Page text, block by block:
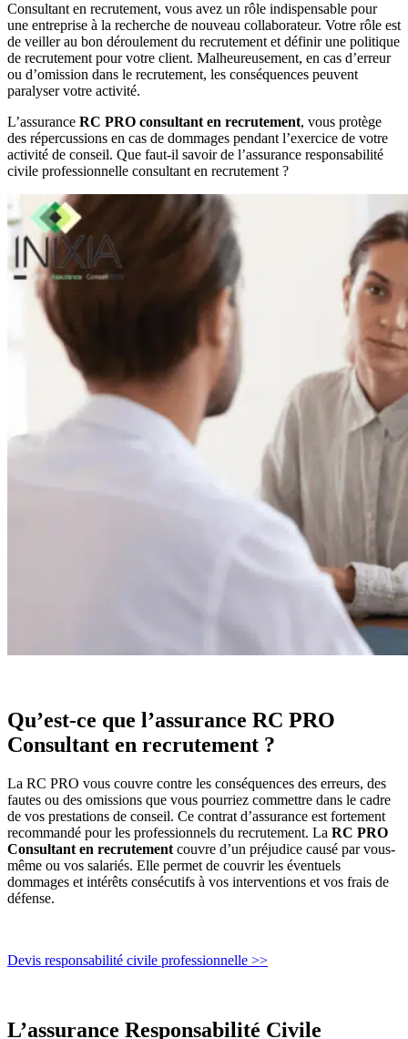
Consultant en recrutement, vous avez un rôle indispensable pour
une entreprise à la recherche de nouveau collaborateur. Votre rôle est
de veiller au bon déroulement du recrutement et définir une politique
de recrutement pour votre client. Malheureusement, en cas d’erreur
ou d’omission dans le recrutement, les conséquences peuvent
paralyser votre activité.
L’assurance RC PRO consultant en recrutement, vous protège
des répercussions en cas de dommages pendant l’exercice de votre
activité de conseil. Que faut-il savoir de l’assurance responsabilité
civile professionnelle consultant en recrutement ?
Qu’est-ce que l’assurance RC PRO
Consultant en recrutement ?
La RC PRO vous couvre contre les conséquences des erreurs, des
fautes ou des omissions que vous pourriez commettre dans le cadre
de vos prestations de conseil. Ce contrat d’assurance est fortement
recommandé pour les professionnels du recrutement. La RC PRO
Consultant en recrutement couvre d’un préjudice causé par vous-
même ou vos salariés. Elle permet de couvrir les éventuels
dommages et intérêts consécutifs à vos interventions et vos frais de
défense.
Devis responsabilité civile professionnelle >>
L’assurance Responsabilité Civile